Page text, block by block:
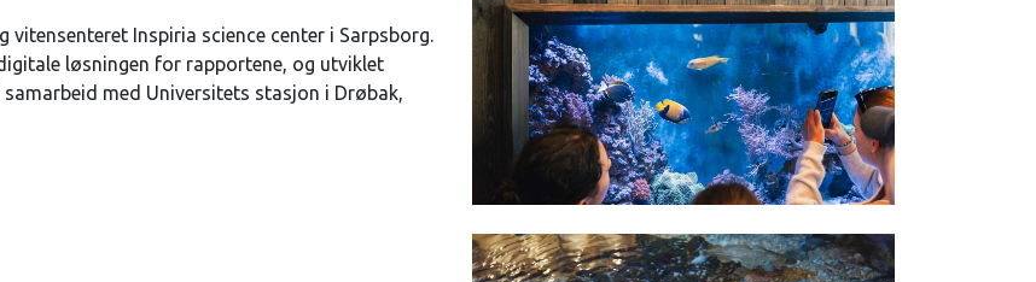
Inspiria science center i Sarpsborg.
løsningen for rapportene, og utviklet
med Universitets stasjon i Drøbak,